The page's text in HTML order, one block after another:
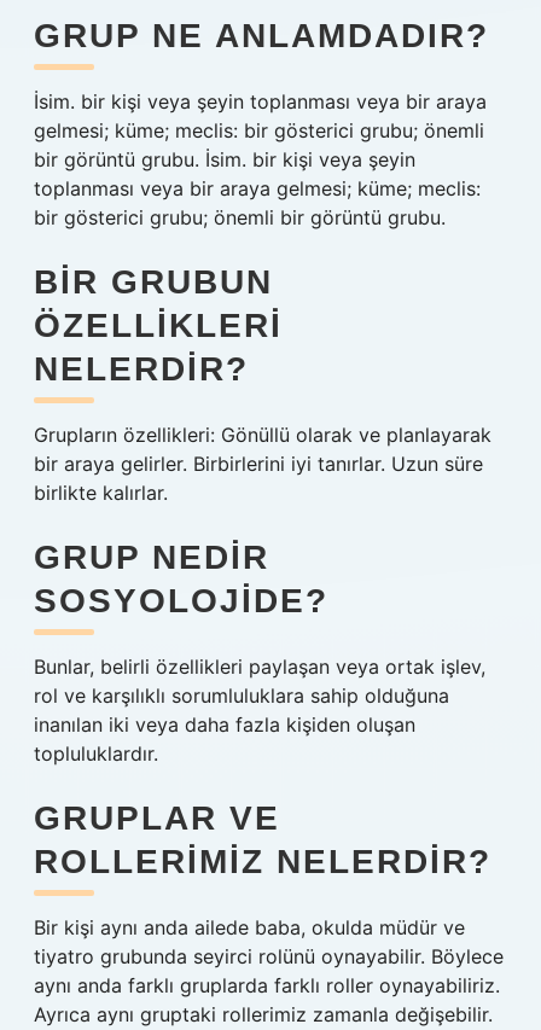
GRUP NE ANLAMDADIR?
İsim. bir kişi veya şeyin toplanması veya bir araya
gelmesi; küme; meclis: bir gösterici grubu; önemli
bir görüntü grubu. İsim. bir kişi veya şeyin
toplanması veya bir araya gelmesi; küme; meclis:
bir gösterici grubu; önemli bir görüntü grubu.
BIR GRUBUN
ÖZELLIKLERI
NELERDIR?
Grupların özellikleri: Gönüllü olarak ve planlayarak
bir araya gelirler. Birbirlerini iyi tanırlar. Uzun süre
birlikte kalırlar.
GRUP NEDIR
SOSYOLOJIDE?
Bunlar, belirli özellikleri paylaşan veya ortak işlev,
rol ve karşılıklı sorumluluklara sahip olduğuna
inanılan iki veya daha fazla kişiden oluşan
topluluklardır.
GRUPLAR VE
ROLLERIMIZ NELERDIR?
Bir kişi aynı anda ailede baba, okulda müdür ve
tiyatro grubunda seyirci rolünü oynayabilir. Böylece
aynı anda farklı gruplarda farklı roller oynayabiliriz.
Ayrıca aynı gruptaki rollerimiz zamanla değişebilir.